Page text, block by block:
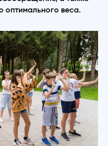
оптимального веса.